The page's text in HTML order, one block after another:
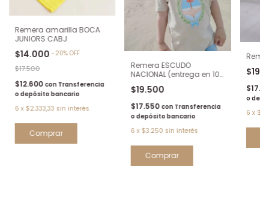
Remera amarilla BOCA
JUNIORS CABJ
$14.000 -20%OFF
$17.500
$12.600 con Transferencia
o depósito bancario
6 x $2.333,33 sin interés
Comprar
Remera ESCUDO
NACIONAL (entrega en 10
$19.500
$17.550 con Transferencia
o depósito bancario
6 x $3.250 sin interés
Comprar
o
6 x